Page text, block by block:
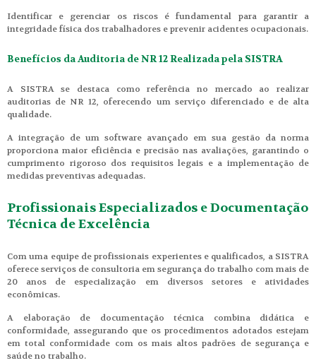
Identificar e gerenciar os riscos é fundamental para garantir a
integridade física dos trabalhadores e prevenir acidentes ocupacionais.
Benefícios da Auditoria de NR 12 Realizada pela SISTRA
A SISTRA se destaca como referência no mercado ao realizar
auditorias de NR 12, oferecendo um serviço diferenciado e de alta
qualidade.
A integração de um software avançado em sua gestão da norma
proporciona maior eficiência e precisão nas avaliações, garantindo o
cumprimento rigoroso dos requisitos legais e a implementação de
medidas preventivas adequadas.
Profissionais Especializados e Documentação
Técnica de Excelência
Com uma equipe de profissionais experientes e qualificados, a SISTRA
oferece serviços de consultoria em segurança do trabalho com mais de
20 anos de especialização em diversos setores e atividades
econômicas.
A elaboração de documentação técnica combina didática e
conformidade, assegurando que os procedimentos adotados estejam
em total conformidade com os mais altos padrões de segurança e
saúde no trabalho.